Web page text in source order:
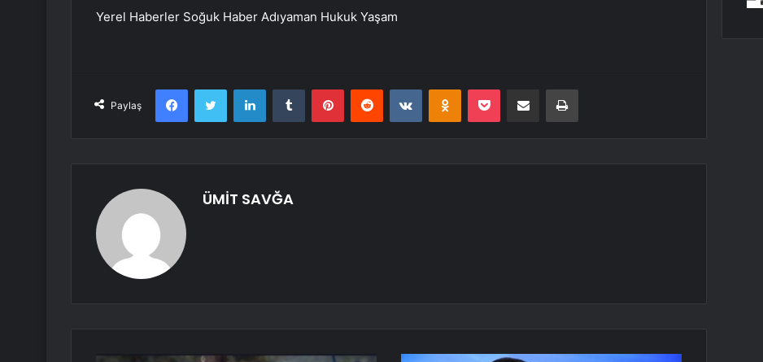
Yerel Haberler Soğuk Haber Adıyaman Hukuk Yaşam
Paylaş
FacebookTwitter LinkedInTumblr PinterestReddit VKontakteOdnoklassniki
Pocket E-Posta ile paylaş Yazdır
ÜMİT SAVĞA